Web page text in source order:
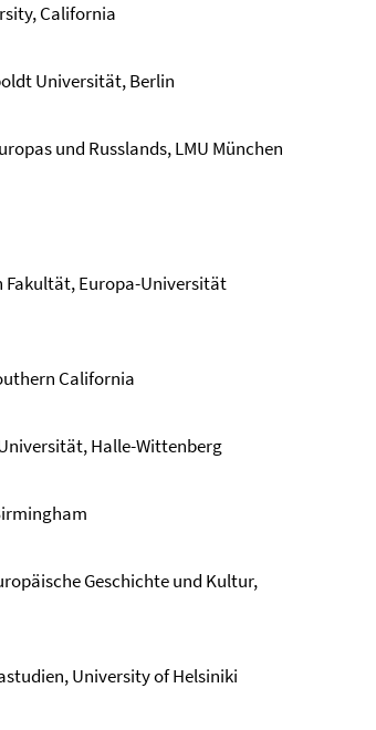
California
Universität, Berlin
und Russlands, LMU München
Fakultät, Europa-Universität
California
Halle-Wittenberg
Geschichte und Kultur,
University of Helsiniki